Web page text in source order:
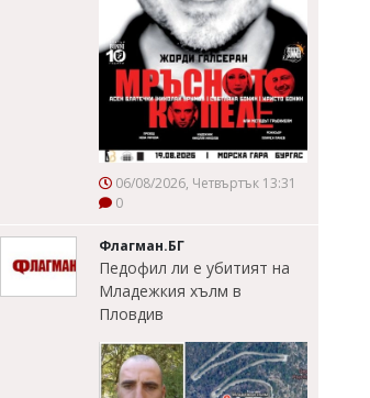
06/08/2026, Четвъртък 13:31
0
Флагман.БГ
Педофил ли е убитият на
Младежкия хълм в
Пловдив